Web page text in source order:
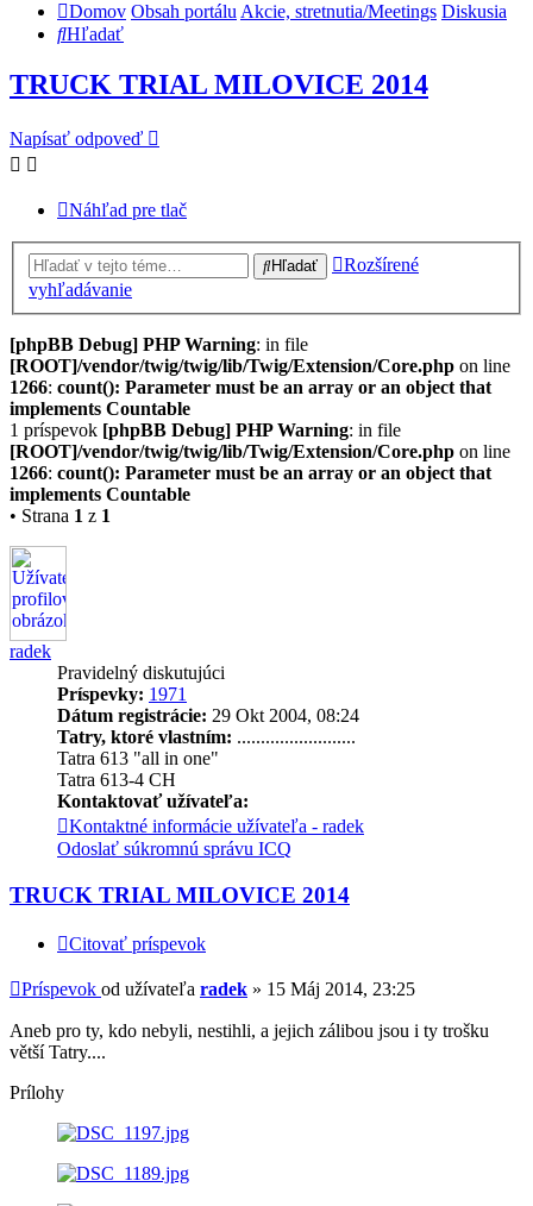
Domov Obsah portáluAkcie, stretnutia/Meetings Diskusia
Hľadať
TRUCK TRIAL MILOVICE 2014
Napísať odpoveď
Náhľad pre tlač
Hľadať
Rozšírené
vyhľadávanie
[phpBB Debug] PHP Warning: in file
[ROOT]/vendor/twig/twig/lib/Twig/Extension/Core.php on line
1266: count(): Parameter must be an array or an object that
implements Countable
1 príspevok [phpBB Debug] PHP Warning: in file
[ROOT]/vendor/twig/twig/lib/Twig/Extension/Core.php on line
1266: count(): Parameter must be an array or an object that
implements Countable
• Strana 1 z 1
radek
Pravidelný diskutujúci
Príspevky: 1971
Dátum registrácie: 29 Okt 2004, 08:24
Tatry, ktoré vlastním: .........................
Tatra 613 "all in one"
Tatra 613-4 CH
Kontaktovať užívateľa:
Kontaktné informácie užívateľa - radek
Odoslať súkromnú správu ICQ
TRUCK TRIAL MILOVICE 2014
Citovať príspevok
Príspevok od užívateľa radek » 15 Máj 2014, 23:25
Aneb pro ty, kdo nebyli, nestihli, a jejich zálibou jsou i ty trošku
větší Tatry....
Prílohy